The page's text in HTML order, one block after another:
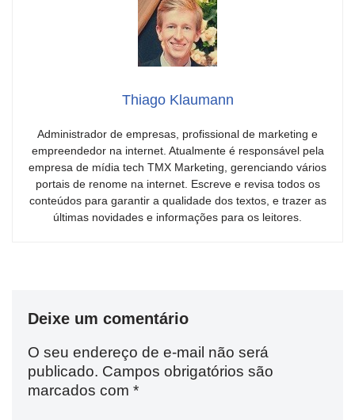
Thiago Klaumann
Administrador de empresas, profissional de marketing e
empreendedor na internet. Atualmente é responsável pela
empresa de mídia tech TMX Marketing, gerenciando vários
portais de renome na internet. Escreve e revisa todos os
conteúdos para garantir a qualidade dos textos, e trazer as
últimas novidades e informações para os leitores.
Deixe um comentário
O seu endereço de e-mail não será
publicado. Campos obrigatórios são
marcados com *